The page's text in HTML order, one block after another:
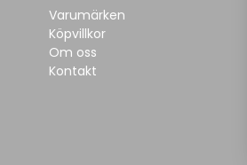
Varumärken
Köpvillkor
Om oss
Kontakt